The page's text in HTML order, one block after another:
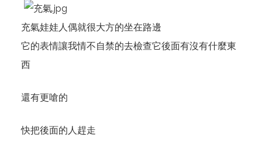
充氣娃娃人偶就很大方的坐在路邊
它的表情讓我情不自禁的去檢查它後面有沒有什麼東
西
還有更嗆的
快把後面的人趕走